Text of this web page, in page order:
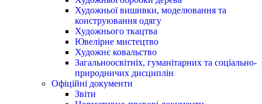
Художньої вишивки, моделювання та
конструювання одягу
Художнього ткацтва
Ювелірне мистецтво
Художнє ковальство
Загальноосвітніх, гуманітарних та соціально-
природничих дисциплін
Офіційні документи
Звіти